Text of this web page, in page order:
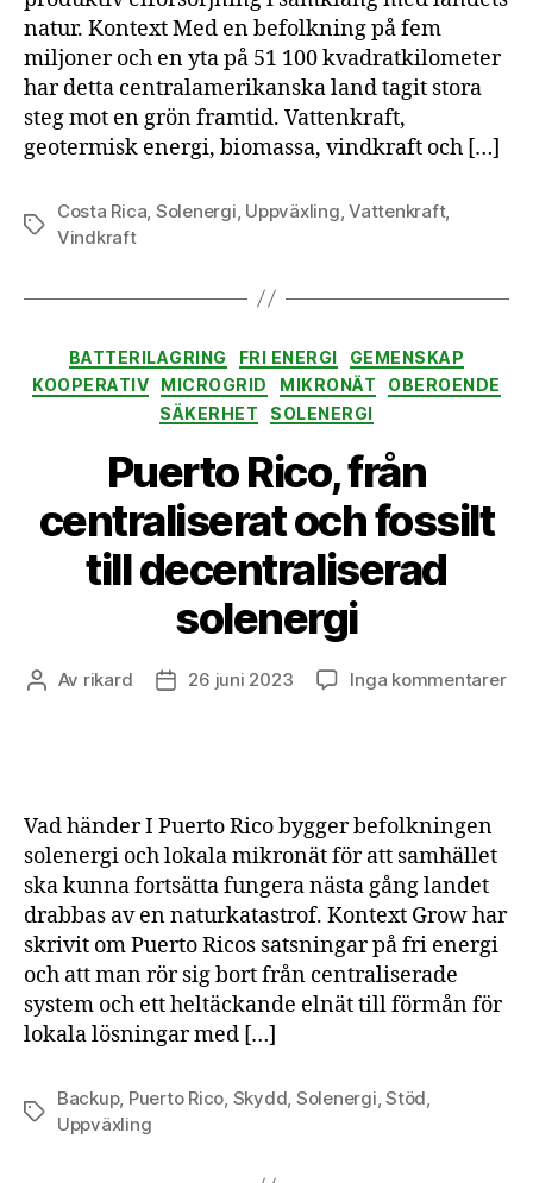
natur. Kontext Med en befolkning på fem
miljoner och en yta på 51 100 kvadratkilometer
har detta centralamerikanska land tagit stora
steg mot en grön framtid. Vattenkraft,
geotermisk energi, biomassa, vindkraft och […]
Etiketter
Costa Rica, Solenergi, Uppväxling,Vattenkraft,
Vindkraft
Kategorier
BATTERILAGRING FRI ENERGI
GEMENSKAP
KOOPERATIV
MICROGRID MIKRONÄT
OBEROENDE
SÄKERHET
SOLENERGI
Puerto Rico, från
centraliserat och fossilt
till decentraliserad
solenergi
Inläggsförfattare
Av rikard Inläggsdatum
26 juni 2023 Inga kommentarertill
Vad händer I Puerto Rico bygger befolkningen
solenergi och lokala mikronät för att samhället
ska kunna fortsätta fungera nästa gång landet
drabbas av en naturkatastrof. Kontext Grow har
skrivit om Puerto Ricos satsningar på fri energi
och att man rör sig bort från centraliserade
system och ett heltäckande elnät till förmån för
lokala lösningar med […]
Etiketter
Backup, Puerto Rico, Skydd, Solenergi,Stöd,
Uppväxling